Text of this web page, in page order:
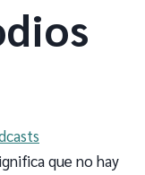
que no hay